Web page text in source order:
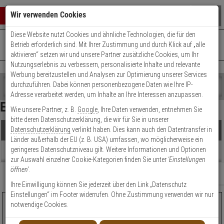
0 ARTIKEL IM WARENKORB
Ihr Warenkorb ist momentan leer.
Ergebnisse (6) Fertig
Hersteller Filter
Preis Filter (6)
€ €
Bildauflösung
Shop
durchsuchen
Bitte
geben
Sie
mindestens
3
Zeichen
ein,
um
Suche
Es
wurde
noch
Kategorien
Suche
gestartet
+49 (0)821 899 493-0Mo. - Do.: 8:00 - 16:30 | Fr.: 8:00 - 14:00 Uhr
Kontaktservice nutzen
Eck Kameras
Produkte
Beratung
AXIS P9106-V WHITE IP-Kamera 3MPx PoE IP66 IK10
Wir verwenden Cookies
Diese Website nutzt Cookies und ähnliche Technologien, die für den
Betrieb erforderlich sind. Mit Ihrer Zustimmung und durch Klick auf „alle
aktivieren“ setzen wir und unsere Partner zusätzliche Cookies, um Ihr
Nutzungserlebnis zu verbessern, personalisierte Inhalte und relevante
Werbung bereitzustellen und Analysen zur Optimierung unserer Services
durchzuführen. Dabei können personenbezogene Daten wie Ihre IP-
Adresse verarbeitet werden, um Inhalte an Ihre Interessen anzupassen.
Wie unsere Partner, z. B. Google , Ihre Daten verwenden, entnehmen Sie
bitte deren Datenschutzerklärung, die wir für Sie in unserer
Datenschutzerklärung verlinkt haben. Dies kann auch den Datentransfer in
Länder außerhalb der EU (z. B. USA) umfassen, wo möglicherweise ein
geringeres Datenschutzniveau gilt. Weitere Informationen und Optionen
zur Auswahl einzelner Cookie-Kategorien finden Sie unter 'Einstellungen
öffnen'.
Ihre Einwilligung können Sie jederzeit über den Link „Datenschutz
Einstellungen“ im Footer widerrufen. Ohne Zustimmung verwenden wir nur
notwendige Cookies.